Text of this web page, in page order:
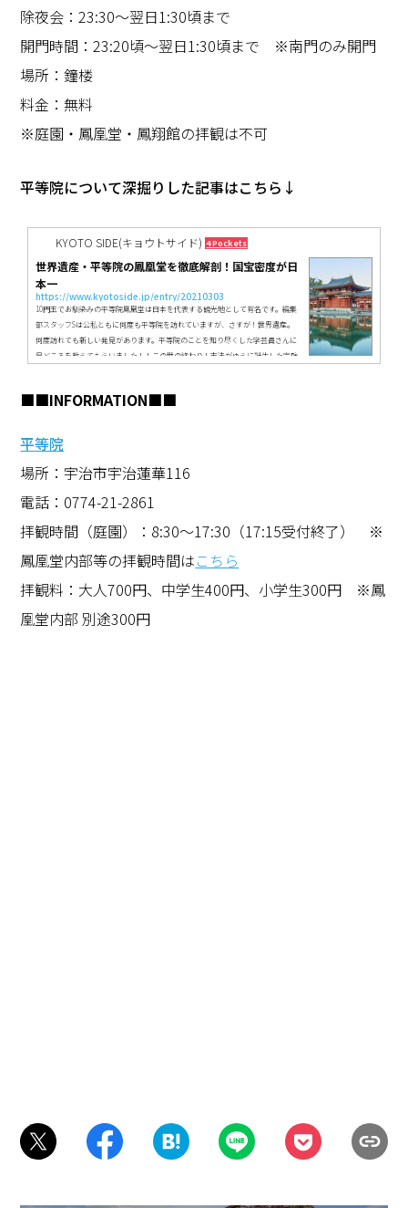
除夜会：23:30〜翌日1:30頃まで
開門時間：23:20頃〜翌日1:30頃まで ※南門のみ開門
場所：鐘楼
料金：無料
※庭園・鳳凰堂・鳳翔館の拝観は不可
平等院について深掘りした記事はこちら↓
KYOTO SIDE(キョウトサイド) 4 Pockets
世界遺産・平等院の鳳凰堂を徹底解剖！国宝密度が日
本一
https://www.kyotoside.jp/entry/20210303
10円玉でお馴染みの平等院鳳凰堂は日本を代表する観光地として有名です。編集
部スタッフSは公私ともに何度も平等院を訪れていますが、さすが！世界遺産。
何度訪れても新しい発見があります。平等院のことを知り尽くした学芸員さんに
見どころを教えてもらいました！！この世の終わり！末法がゆえに誕生した完璧
安貴族の別荘が営まれていたリゾート地。現在の平等院の地は、藤原頼通...
■■INFORMATION■■
平等院
場所：宇治市宇治蓮華116
電話：0774-21-2861
拝観時間（庭園）：8:30〜17:30（17:15受付終了） ※
鳳凰堂内部等の拝観時間はこちら
拝観料：大人700円、中学生400円、小学生300円 ※鳳
凰堂内部 別途300円